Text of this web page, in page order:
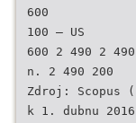
600
100 – US
600 2 490 2 490
n. 2 490 200
Zdroj: Scopus
k 1. dubnu